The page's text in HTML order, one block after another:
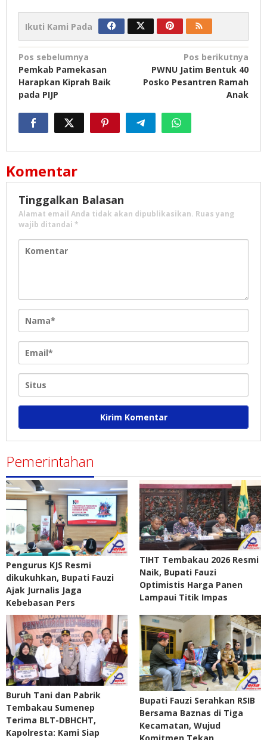
Ikuti Kami Pada
Navigasi
pos
Pos sebelumnya
Pemkab Pamekasan
Harapkan Kiprah Baik
pada PIJP
Pos berikutnya
PWNU Jatim Bentuk 40
Posko Pesantren Ramah
Anak
Komentar
Tinggalkan Balasan
Alamat email Anda tidak akan dipublikasikan. Ruas yang
wajib ditandai *
Pemerintahan
Pengurus KJS Resmi
dikukuhkan, Bupati Fauzi
Ajak Jurnalis Jaga
Kebebasan Pers
TIHT Tembakau 2026 Resmi
Naik, Bupati Fauzi
Optimistis Harga Panen
Lampaui Titik Impas
Buruh Tani dan Pabrik
Tembakau Sumenep
Terima BLT-DBHCHT,
Kapolresta: Kami Siap
Bupati Fauzi Serahkan RSIB
Bersama Baznas di Tiga
Kecamatan, Wujud